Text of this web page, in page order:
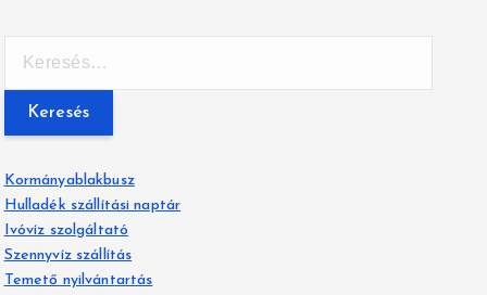
é
s
:
Kormányablakbusz
Hulladék szállítási naptár
Ivóvíz szolgáltató
Szennyvíz szállítás
Temető nyilvántartás